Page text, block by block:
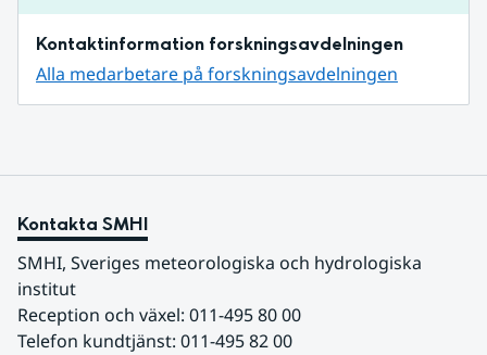
Kontaktinformation forskningsavdelningen
Alla medarbetare på forskningsavdelningen
Kontakta SMHI
SMHI, Sveriges meteorologiska och hydrologiska
institut
Reception och växel: 011-495 80 00
Telefon kundtjänst: 011-495 82 00